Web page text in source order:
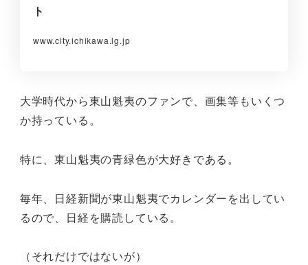
ト
www.city.ichikawa.lg.jp
大学時代から東山魁夷のファンで、画集等もいくつ
か持っている。
特に、東山魁夷の青緑色が大好きである。
毎年、日経新聞が東山魁夷でカレンダーを出してい
るので、日経を購読している。
（それだけではないが）